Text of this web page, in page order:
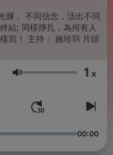
輝， 不同信念，活出不同
結; 同樣掙扎，為何有人
羽 片頭
音量 1 x
00:00